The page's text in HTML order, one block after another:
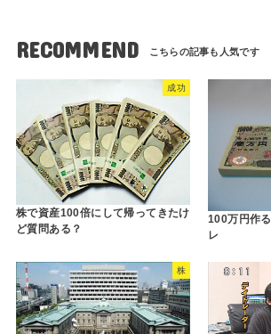
RECOMMEND
成功
株で資産100倍にして帰ってきたけ
ど質問ある？
100万円作
レ
株